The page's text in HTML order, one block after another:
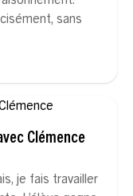
sans
Clémence
je fais travailler